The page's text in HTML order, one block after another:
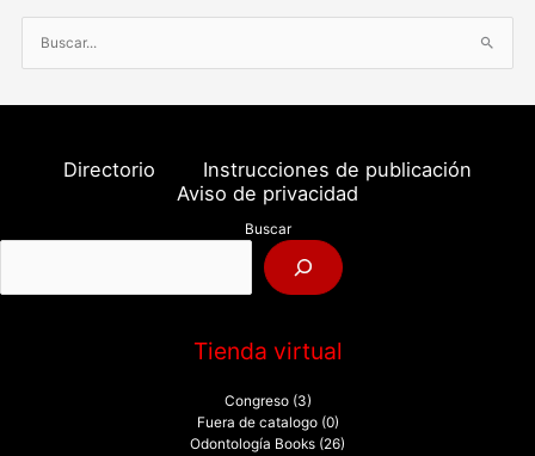
u
s
o
:
Directorio
Instrucciones de publicación
Aviso de privacidad
Buscar
Tienda virtual
Congreso (3)
Fuera de catalogo (0)
Odontología Books (26)